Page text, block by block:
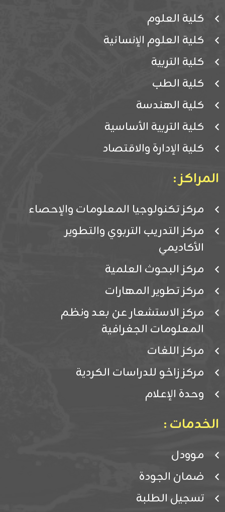
كلية العلوم
كلية العلوم الإنسانية
كلية التربية
كلية الطب
كلية الهندسة
كلية التربية الأساسية
كلية الإدارة والاقتصاد
المراكز :
مركز تكنولوجيا المعلومات والإحصاء
مركز التدريب التربوي والتطوير
الأكاديمي
مركز البحوث العلمية
مركز تطوير المهارات
مركز الاستشعار عن بعد ونظم
المعلومات الجغرافية
مركز اللغات
مركز زاخو للدراسات الكردية
وحدة الإعلام
الخدمات :
موودل
ضمان الجودة
تسجيل الطلبة